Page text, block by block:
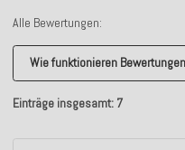
Alle Bewertungen:
Wie funktionieren
Einträge insgesamt: 7